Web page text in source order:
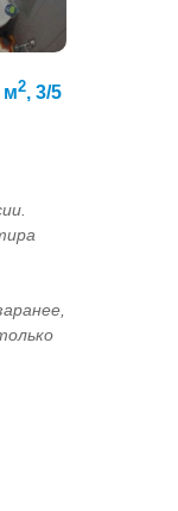
м2, 3/5